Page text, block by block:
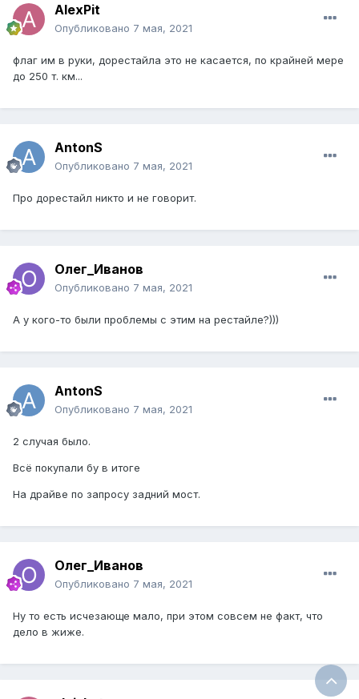
AlexPit
Опубликовано 7 мая, 2021
флаг им в руки, дорестайла это не касается, по крайней мере
до 250 т. км...
AntonS
Опубликовано 7 мая, 2021
Про дорестайл никто и не говорит.
Олег_Иванов
Опубликовано 7 мая, 2021
А у кого-то были проблемы с этим на рестайле?)))
AntonS
Опубликовано 7 мая, 2021
2 случая было.
Всё покупали бу в итоге
На драйве по запросу задний мост.
Олег_Иванов
Опубликовано 7 мая, 2021
Ну то есть исчезающе мало, при этом совсем не факт, что
дело в жиже.